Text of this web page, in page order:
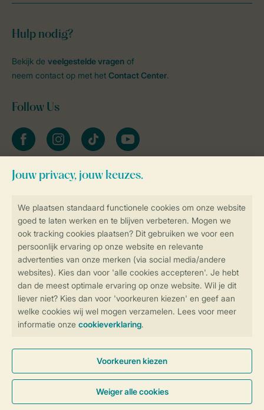
Controle over jouw gegevens &
Instellingen wijzigen
Veilig en snel online boeken
Veilige gegevensoverdracht
Veilige betaling
Hulp nodig?
Bekijk de veelgestelde vragen of
neem contact op met het Contact Center.
Follow Us
facebookinstagramtiktok youtube
Blijf op de hoogte